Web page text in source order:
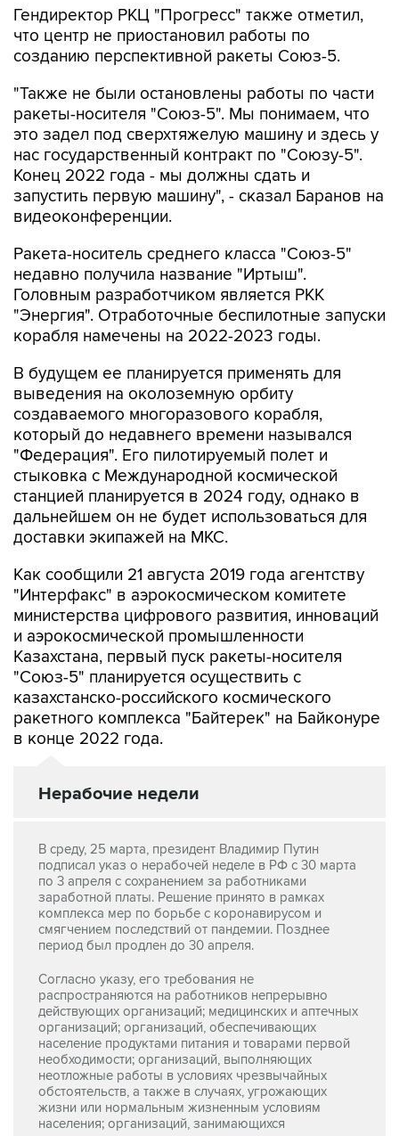
созданию перспективной ракеты Союз-5.
"Также не были остановлены работы по части
это задел под сверхтяжелую машину и здесь у
нас государственный контракт по "Союзу-5".
Конец 2022 года - мы должны сдать и
запустить первую машину", - сказал Баранов на
видеоконференции.
Ракета-носитель среднего класса "Союз-5"
Головным разработчиком является РКК
"Энергия". Отработочные беспилотные запуски
корабля намечены на 2022-2023 годы.
В будущем ее планируется применять для
создаваемого многоразового корабля,
который до недавнего времени назывался
"Федерация". Его пилотируемый полет и
стыковка с Международной космической
станцией планируется в 2024 году, однако в
дальнейшем он не будет использоваться для
доставки экипажей на МКС.
Как сообщили 21 августа 2019 года агентству
министерства цифрового развития, инноваций
и аэрокосмической промышленности
Казахстана, первый пуск ракеты-носителя
"Союз-5" планируется осуществить с
казахстанско-российского космического
ракетного комплекса "Байтерек" на Байконуре
в конце 2022 года.
по 3 апреля с сохранением за работниками
заработной платы. Решение принято в рамках
комплекса мер по борьбе с коронавирусом и
смягчением последствий от пандемии. Позднее
период был продлен до 30 апреля.
Согласно указу, его требования не
распространяются на работников непрерывно
действующих организаций; медицинских и аптечных
организаций; организаций, обеспечивающих
население продуктами питания и товарами первой
необходимости; организаций, выполняющих
неотложные работы в условиях чрезвычайных
обстоятельств, а также в случаях, угрожающих
жизни или нормальным жизненным условиям
населения; организаций, занимающихся
неотложным ремонтом и погрузочно-
разгрузочными работами.